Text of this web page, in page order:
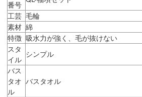
番号
工芸 毛輪
素材 綿
特徴 吸水力が強く、毛が抜けない
スタ
イル
シンプル
バス
タオ
ル
バスタオル